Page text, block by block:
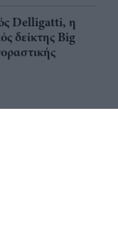
Delligatti, η
δείκτης Big